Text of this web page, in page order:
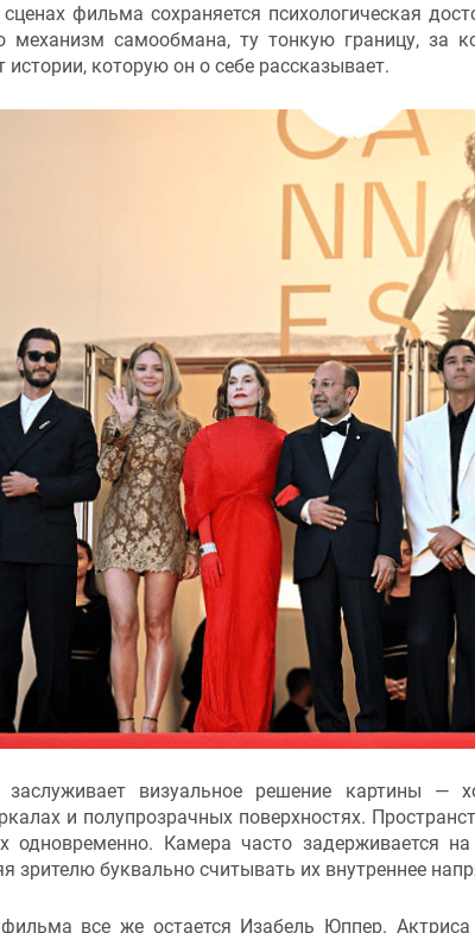
фильма сохраняется психологическая
механизм самообмана, ту тонкую границу, за
истории, которую он о себе рассказывает.
заслуживает визуальное решение картины —
и полупрозрачных поверхностях.
одновременно. Камера часто задерживается
зрителю буквально считывать их внутреннее
все же остается Изабель Юппер. Актриса